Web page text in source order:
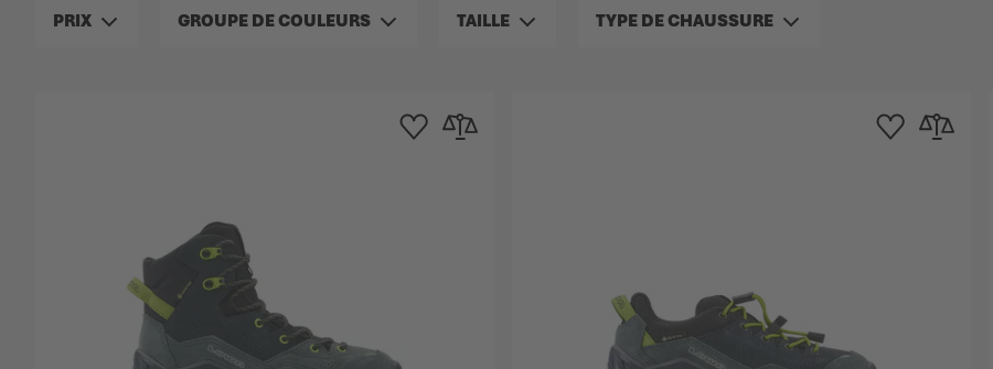
PRIX GROUPE DE COULEURS TAILLE TYPE DE CHAUSSURE
Ajouter à la liste d'achats
Ajouter au comparateur Ajouter à la liste
Ajouter au